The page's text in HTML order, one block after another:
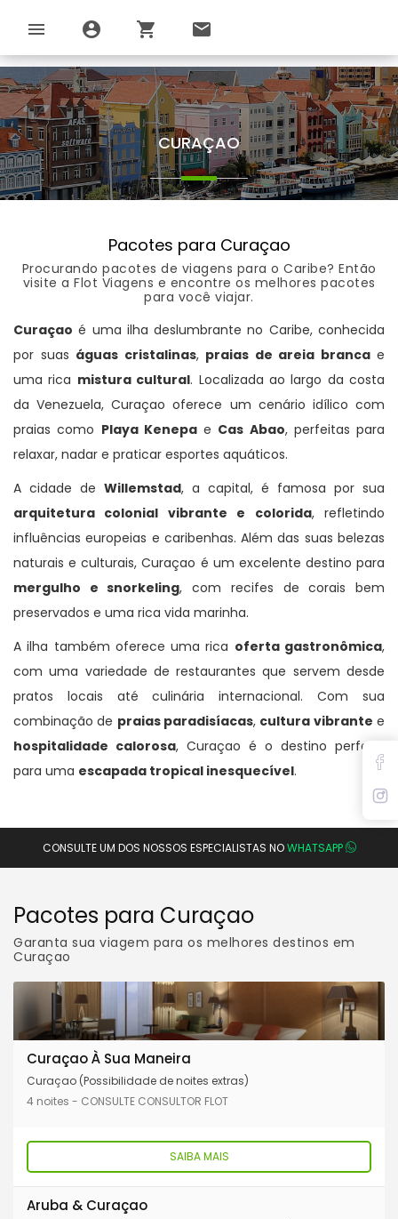
menu account_circle shopping_cart email
CURAÇAO
Pacotes para Curaçao
Procurando pacotes de viagens para o Caribe? Então
visite a Flot Viagens e encontre os melhores pacotes
para você viajar.
Curaçao é uma ilha deslumbrante no Caribe, conhecida
por suas águas cristalinas, praias de areia brancae
uma rica mistura cultural. Localizada ao largo da costa
da Venezuela, Curaçao oferece um cenário idílico com
praias como Playa Kenepae Cas Abao, perfeitas para
relaxar, nadar e praticar esportes aquáticos.
A cidade de Willemstad, a capital, é famosa por sua
arquitetura colonial vibrante e colorida, refletindo
influências europeias e caribenhas. Além das suas belezas
naturais e culturais, Curaçao é um excelente destino para
mergulho e snorkeling, com recifes de corais bem
preservados e uma rica vida marinha.
A ilha também oferece uma rica oferta gastronômica,
com uma variedade de restaurantes que servem desde
pratos locais até culinária internacional. Com sua
combinação de praias paradisíacas, cultura vibrante e
hospitalidade calorosa, Curaçao é o destino perfeito
para uma escapada tropical inesquecível.
CONSULTE UM DOS NOSSOS ESPECIALISTAS NOWHATSAPP
Pacotes para Curaçao
Garanta sua viagem para os melhores destinos em
Curaçao
Curaçao À Sua Maneira
Curaçao (Possibilidade de noites extras)
4 noites - CONSULTE CONSULTOR FLOT
SAIBA MAIS
Aruba & Curaçao